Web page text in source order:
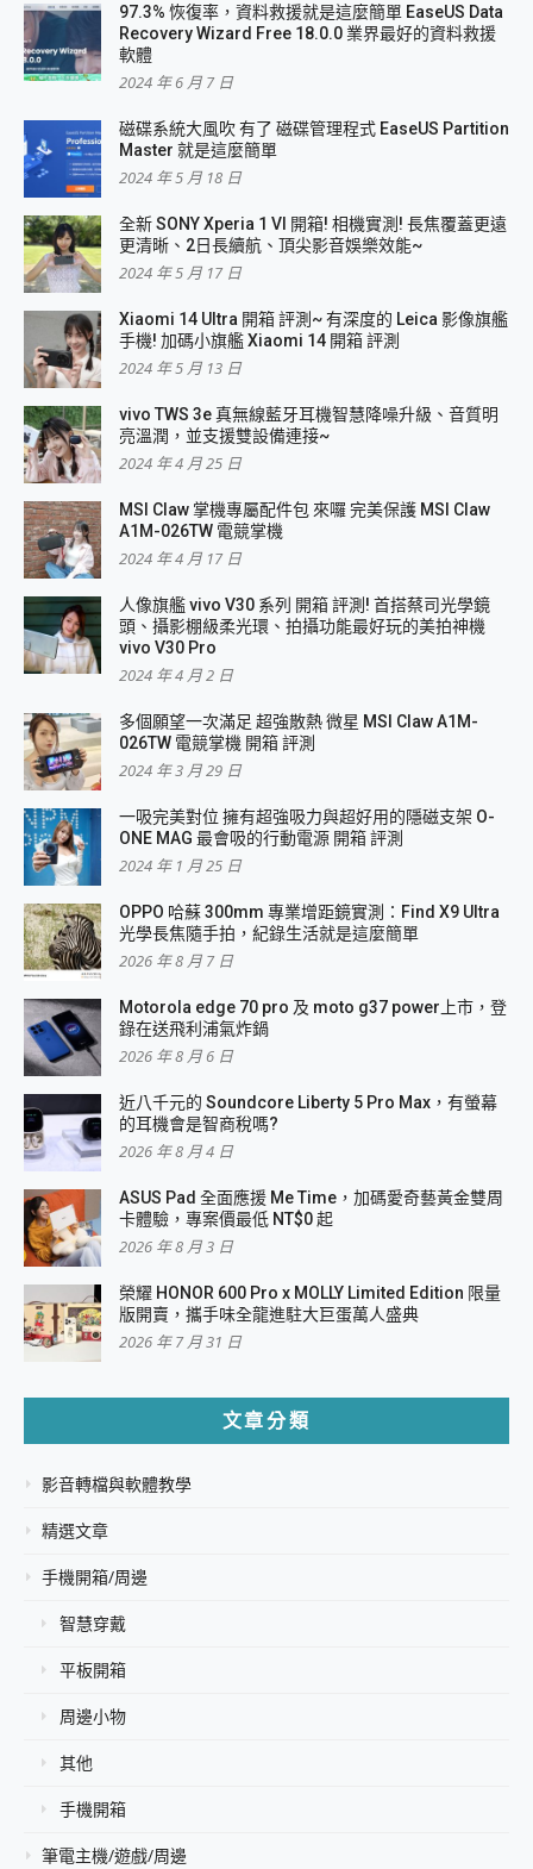
97.3% 恢復率，資料救援就是這麼簡單 EaseUS Data
Recovery Wizard Free 18.0.0 業界最好的資料救援
軟體
2024 年 6 月 7 日
磁碟系統大風吹 有了 磁碟管理程式 EaseUS Partition
Master 就是這麼簡單
2024 年 5 月 18 日
全新 SONY Xperia 1 VI 開箱! 相機實測! 長焦覆蓋更遠
更清晰、2日長續航、頂尖影音娛樂效能~
2024 年 5 月 17 日
Xiaomi 14 Ultra 開箱 評測~ 有深度的 Leica 影像旗艦
手機! 加碼小旗艦 Xiaomi 14 開箱 評測
2024 年 5 月 13 日
vivo TWS 3e 真無線藍牙耳機智慧降噪升級、音質明
亮溫潤，並支援雙設備連接~
2024 年 4 月 25 日
MSI Claw 掌機專屬配件包 來囉 完美保護 MSI Claw
A1M-026TW 電競掌機
2024 年 4 月 17 日
人像旗艦 vivo V30 系列 開箱 評測! 首搭蔡司光學鏡
頭、攝影棚級柔光環、拍攝功能最好玩的美拍神機
vivo V30 Pro
2024 年 4 月 2 日
多個願望一次滿足 超強散熱 微星 MSI Claw A1M-
026TW 電競掌機 開箱 評測
2024 年 3 月 29 日
一吸完美對位 擁有超強吸力與超好用的隱磁支架 O-
ONE MAG 最會吸的行動電源 開箱 評測
2024 年 1 月 25 日
OPPO 哈蘇 300mm 專業增距鏡實測：Find X9 Ultra
光學長焦隨手拍，紀錄生活就是這麼簡單
2026 年 8 月 7 日
Motorola edge 70 pro 及 moto g37 power上市，登
錄在送飛利浦氣炸鍋
2026 年 8 月 6 日
近八千元的 Soundcore Liberty 5 Pro Max，有螢幕
的耳機會是智商稅嗎?
2026 年 8 月 4 日
ASUS Pad 全面應援 Me Time，加碼愛奇藝黃金雙周
卡體驗，專案價最低 NT$0 起
2026 年 8 月 3 日
榮耀 HONOR 600 Pro x MOLLY Limited Edition 限量
版開賣，攜手味全龍進駐大巨蛋萬人盛典
2026 年 7 月 31 日
文章分類
影音轉檔與軟體教學
精選文章
手機開箱/周邊
智慧穿戴
平板開箱
周邊小物
其他
手機開箱
筆電主機/遊戲/周邊